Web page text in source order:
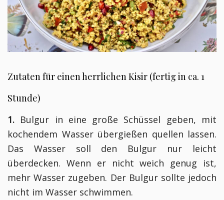
Zutaten für einen herrlichen Kisir (fertig in ca. 1
Stunde)
1. Bulgur in eine große Schüssel geben, mit
kochendem Wasser übergießen quellen lassen.
Das Wasser soll den Bulgur nur leicht
überdecken. Wenn er nicht weich genug ist,
mehr Wasser zugeben. Der Bulgur sollte jedoch
nicht im Wasser schwimmen.